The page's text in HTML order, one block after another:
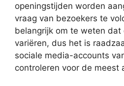
openingstijden worden
vraag van bezoekers te
belangrijk om te weten dat
variëren, dus het is
sociale media-accounts
controleren voor de meest